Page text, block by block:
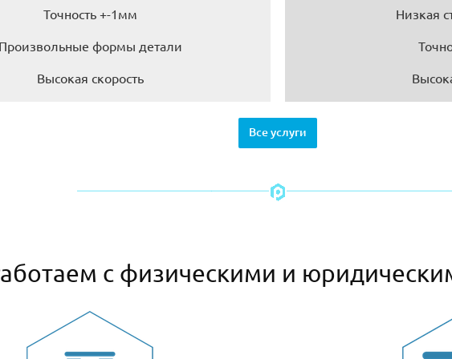
Точность +-1мм
формы детали
Высокая скорость
Низкая
Все услуги
с физическими и